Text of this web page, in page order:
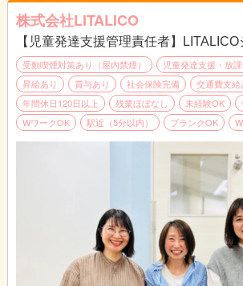
（3）コンプライアンスに基づくサービスの
（4）教育・育児・発達相談業務
（5）地域における関係機関との連絡調整・
（6）福祉サービスの説明、関係機関利用の
■1日の流れ（一例）
10:30～11:30 行政との連絡調整
11:30～12:30 支援計画の提示、面談
14:00～16:00 親御様と面談（指導中と家
18:00～19:00 指導員と支援計画のケース会
※持ち帰り仕事やサービス残業は禁止してお
※すべてのデータを自社システムで一元管理
同士の情報連携もスムーズです。
株式会社LITALICO
【児童発達支援管理責任者】
受動喫煙対策あり（屋内禁煙）
児童発達支援・放
昇給あり
賞与あり 社会保険完備
交通費支給
年間休日120日以上
残業ほぼなし 未経験OK
WワークOK
駅近（5分以内） ブランクOK